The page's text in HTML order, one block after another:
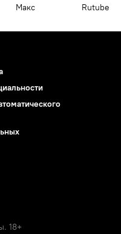
Макс Rutube
18+